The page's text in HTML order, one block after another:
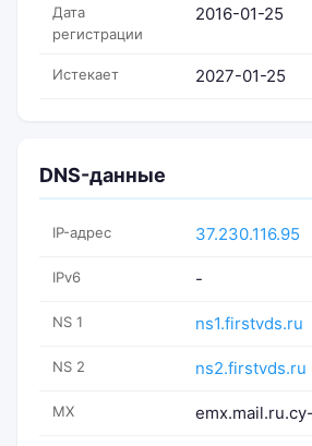
Дата
регистрации
2016-01-25
Истекает 2027-01-25
DNS-данные
IP-адрес 37.230.116.95
IPv6 -
NS 1 ns1.firstvds.ru
NS 2 ns2.firstvds.ru
MX